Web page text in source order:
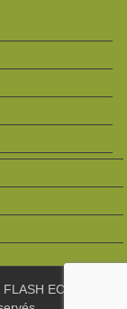
FLASH ECONOMIE